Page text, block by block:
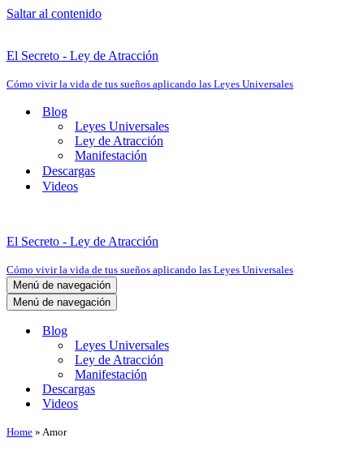
Saltar al contenido
El Secreto - Ley de Atracción
Cómo vivir la vida de tus sueños aplicando las Leyes Universales
Blog
Leyes Universales
Ley de Atracción
Manifestación
Descargas
Videos
El Secreto - Ley de Atracción
Cómo vivir la vida de tus sueños aplicando las Leyes Universales
Menú de navegación
Menú de navegación
Blog
Leyes Universales
Ley de Atracción
Manifestación
Descargas
Videos
Home » Amor